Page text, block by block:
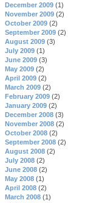
December 2009 (1)
November 2009 (2)
October 2009 (2)
September 2009 (2)
August 2009 (3)
July 2009 (1)
June 2009 (3)
May 2009 (2)
April 2009 (2)
March 2009 (2)
February 2009 (2)
January 2009 (2)
December 2008 (3)
November 2008 (2)
October 2008 (2)
September 2008 (2)
August 2008 (2)
July 2008 (2)
June 2008 (2)
May 2008 (1)
April 2008 (2)
March 2008 (1)